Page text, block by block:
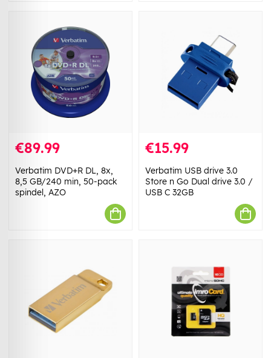
€89.99
Verbatim DVD+R DL, 8x,
8,5 GB/240 min, 50-pack
spindel, AZO
€15.99
Verbatim USB drive 3.0
Store n Go Dual drive 3.0 /
USB C 32GB